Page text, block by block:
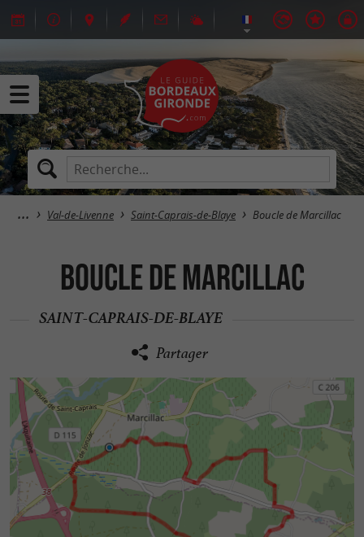
Val-de-Livenne Saint-Caprais-de-Blaye Boucle de Marcillac
Boucle de Marcillac
SAINT-CAPRAIS-DE-BLAYE
Partager